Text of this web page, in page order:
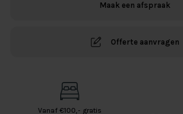
Maak een afspraak
Offerte aanvragen
Vanaf €100,- gratis